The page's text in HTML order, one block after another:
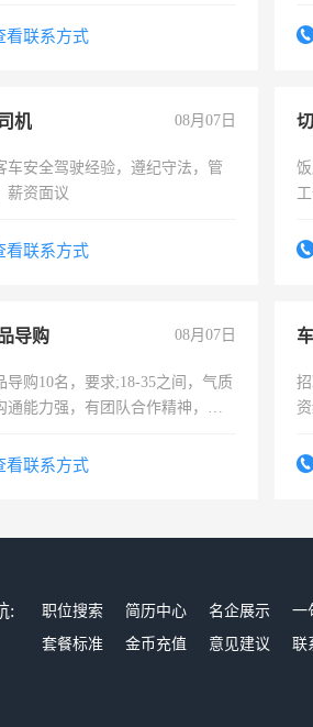
看联系方式
机 08月07日
车安全驾驶经验，遵纪守法，管
薪资面议
看联系方式
导购 08月07日
导购10名，要求;18-35之间，气质
通能力强，有团队合作精神，有
看联系方式
: 职位搜索 简历中心 名企展示 一
套餐标准
金币充值 意见建议 联